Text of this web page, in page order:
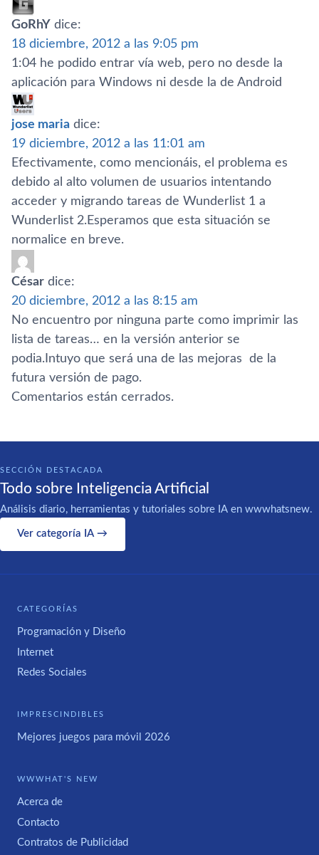
GoRhY dice:
18 diciembre, 2012 a las 9:05 pm
1:04 he podido entrar ví­a web, pero no desde la
aplicación para Windows ni desde la de Android
jose maria dice:
19 diciembre, 2012 a las 11:01 am
Efectivamente, como mencionáis, el problema es
debido al alto volumen de usuarios intentando
acceder y migrando tareas de Wunderlist 1 a
Wunderlist 2.Esperamos que esta situación se
normalice en breve.
César dice:
20 diciembre, 2012 a las 8:15 am
No encuentro por ninguna parte como imprimir las
lista de tareas… en la versión anterior se
podia.Intuyo que será una de las mejoras de la
futura versión de pago.
Comentarios están cerrados.
SECCIÓN DESTACADA
Todo sobre Inteligencia Artificial
Análisis diario, herramientas y tutoriales sobre IA en wwwhatsnew.
Ver categoría IA →
CATEGORÍAS
Programación y Diseño
Internet
Redes Sociales
IMPRESCINDIBLES
Mejores juegos para móvil 2026
WWWHAT'S NEW
Acerca de
Contacto
Contratos de Publicidad